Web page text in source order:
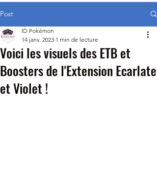
Post
Voici les visuels des ETB et
Boosters de l'Extension Ecarlate
et Violet !
ID Pokémon
14 janv. 2023 1 min de lecture